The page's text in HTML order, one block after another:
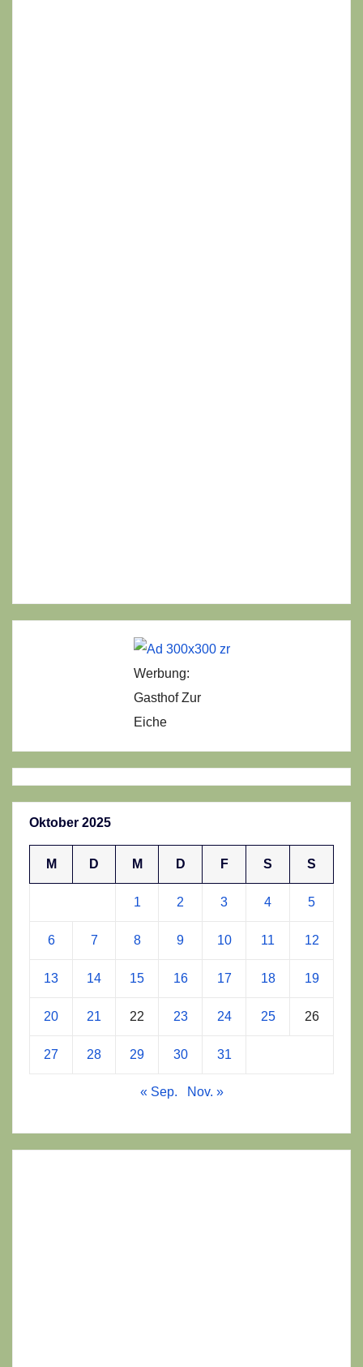
Werbung:
Gasthof Zur
Eiche
Oktober 2025
M D M D F S S
1 2 3 4 5
6 7 8 9 10 11 12
13 14 15 16 17 18 19
20 21 22 23 24 25 26
27 28 29 30 31
« Sep. Nov. »